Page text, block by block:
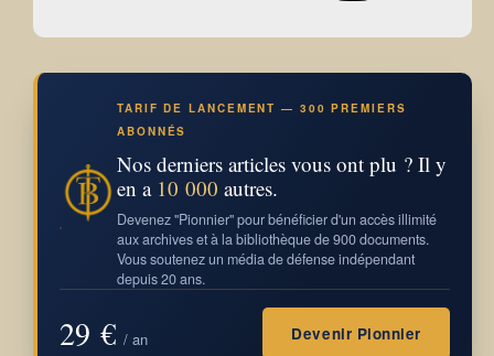
TARIF DE LANCEMENT — 300 PREMIERS
ABONNÉS
Nos derniers articles vous ont plu ? Il y
en a 10 000 autres.
Devenez "Pionnier" pour bénéficier d'un accès illimité
aux archives et à la bibliothèque de 900 documents.
Vous soutenez un média de défense indépendant
depuis 20 ans.
29 € / an Devenir Pionnier